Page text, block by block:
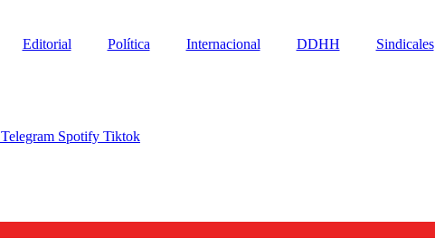
Editorial Política Internacional DDHH Sindicales
Telegram Spotify Tiktok